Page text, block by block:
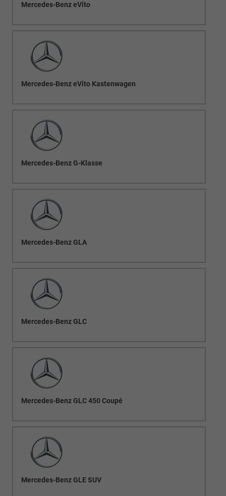
Mercedes-Benz eVito
Mercedes-Benz eVito Kastenwagen
Mercedes-Benz G-Klasse
Mercedes-Benz GLA
Mercedes-Benz GLC
Mercedes-Benz GLC 450 Coupé
Mercedes-Benz GLE SUV